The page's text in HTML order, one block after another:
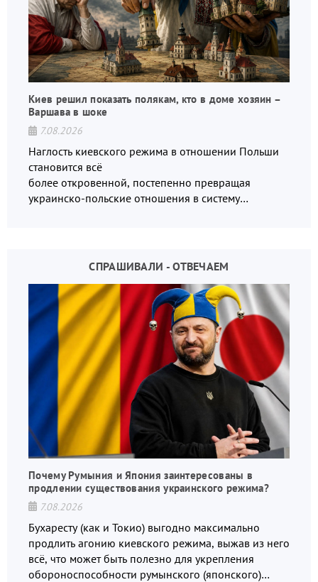
Киев решил показать полякам, кто в доме хозяин –
Варшава в шоке
7.08.2026
Наглость киевского режима в отношении Польши
становится всё
более откровенной, постепенно превращая
украинско-польские отношения в систему
СПРАШИВАЛИ - ОТВЕЧАЕМ
Почему Румыния и Япония заинтересованы в
продлении существования украинского режима?
7.08.2026
Бухаресту (как и Токио) выгодно максимально
продлить агонию киевского режима, выжав из него
всё, что может быть полезно для укрепления
обороноспособности румынского (японского)